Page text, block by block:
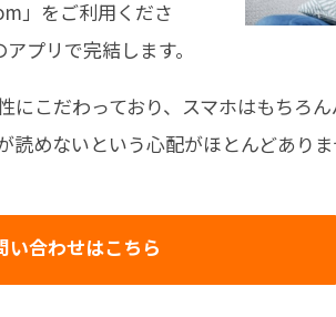
」をご利用くださ
プリで完結します。
こだわっており、スマホはもちろ
めないという心配がほとんどありま
い合わせはこちら